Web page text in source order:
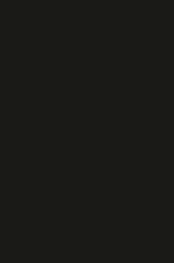
gestão: 'Sabemos um
falam está